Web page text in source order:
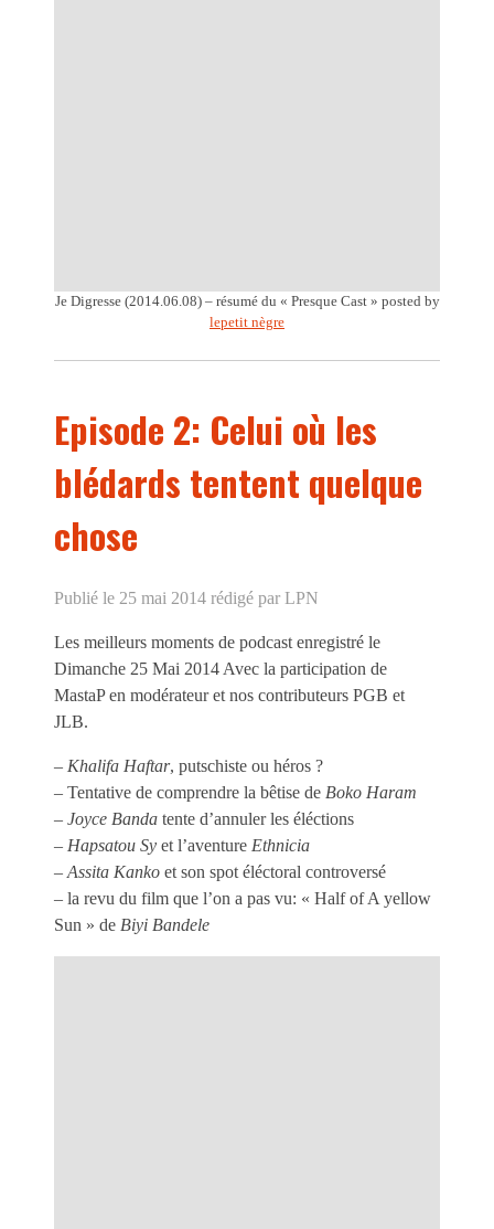
Je Digresse (2014.06.08) – résumé du « Presque Cast » posted by
lepetit nègre
Episode 2: Celui où les
blédards tentent quelque
chose
Publié le 25 mai 2014 rédigé par LPN
Les meilleurs moments de podcast enregistré le
Dimanche 25 Mai 2014 Avec la participation de
MastaP en modérateur et nos contributeurs PGB et
JLB.
– Khalifa Haftar, putschiste ou héros ?
– Tentative de comprendre la bêtise de Boko Haram
– Joyce Banda tente d’annuler les éléctions
– Hapsatou Sy et l’aventure Ethnicia
– Assita Kanko et son spot éléctoral controversé
– la revu du film que l’on a pas vu: « Half of A yellow
Sun » de Biyi Bandele